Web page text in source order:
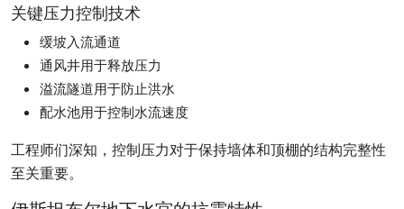
关键压力控制技术
缓坡入流通道
通风井用于释放压力
溢流隧道用于防止洪水
配水池用于控制水流速度
工程师们深知，控制压力对于保持墙体和顶棚的结构完整性
至关重要。